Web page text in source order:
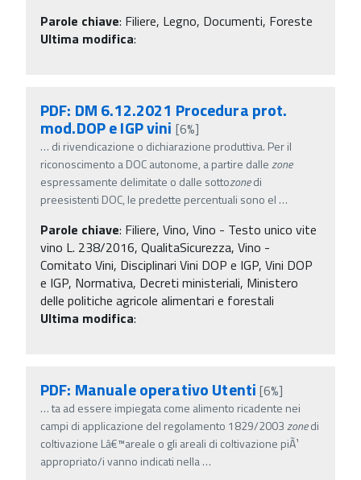
Parole chiave: Filiere, Legno, Documenti, Foreste
Ultima modifica:
PDF: DM 6.12.2021 Procedura prot.
mod.DOP e IGP vini [6%]
… di rivendicazione o dichiarazione produttiva. Per il
riconoscimento a DOC autonome, a partire dallezone
espressamente delimitate o dalle sottozonedi
preesistenti DOC, le predette percentuali sono el …
Parole chiave: Filiere, Vino, Vino - Testo unico vite
vino L. 238/2016, QualitaSicurezza, Vino -
Comitato Vini, Disciplinari Vini DOP e IGP, Vini DOP
e IGP, Normativa, Decreti ministeriali, Ministero
delle politiche agricole alimentari e forestali
Ultima modifica:
PDF: Manuale operativo Utenti [6%]
…ta ad essere impiegata come alimento ricadente nei
campi di applicazione del regolamento 1829/2003zonedi
coltivazione Lâ€™areale o gli areali di coltivazione piÃ¹
appropriato/i vanno indicati nella…